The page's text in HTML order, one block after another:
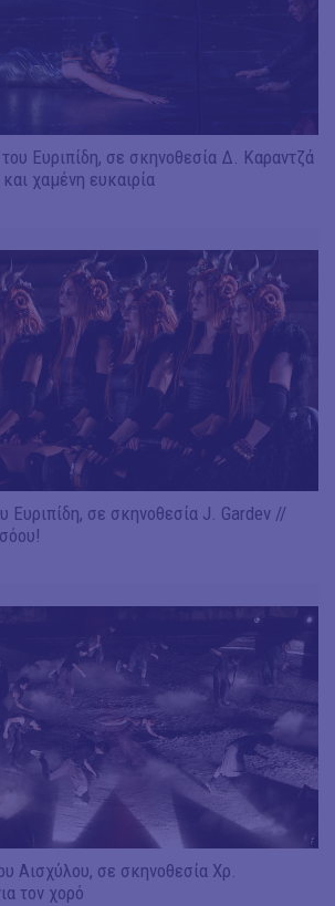
Ευριπίδη, σε σκηνοθεσία Δ. Καραντζά
χαμένη ευκαιρία
Ευριπίδη, σε σκηνοθεσία J. Gardev //
Αισχύλου, σε σκηνοθεσία Χρ.
τον χορό